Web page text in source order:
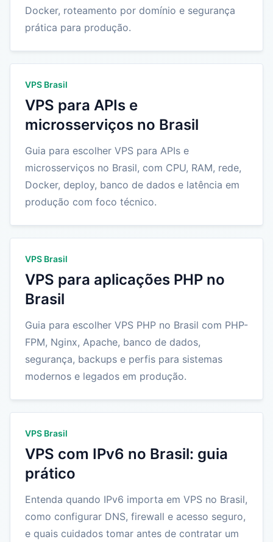
Docker, roteamento por domínio e segurança
prática para produção.
VPS Brasil
VPS para APIs e
microsserviços no Brasil
Guia para escolher VPS para APIs e
microsserviços no Brasil, com CPU, RAM, rede,
Docker, deploy, banco de dados e latência em
produção com foco técnico.
VPS Brasil
VPS para aplicações PHP no
Brasil
Guia para escolher VPS PHP no Brasil com PHP-
FPM, Nginx, Apache, banco de dados,
segurança, backups e perfis para sistemas
modernos e legados em produção.
VPS Brasil
VPS com IPv6 no Brasil: guia
prático
Entenda quando IPv6 importa em VPS no Brasil,
como configurar DNS, firewall e acesso seguro,
e quais cuidados tomar antes de contratar um